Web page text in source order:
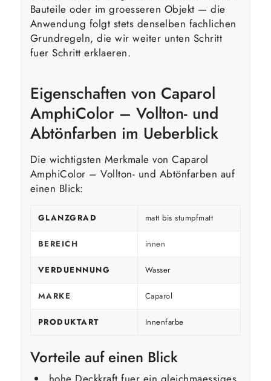
Bauteile oder im groesseren Objekt — die
Anwendung folgt stets denselben fachlichen
Grundregeln, die wir weiter unten Schritt
fuer Schritt erklaeren.
Eigenschaften von Caparol
AmphiColor – Vollton- und
Abtönfarben im Ueberblick
Die wichtigsten Merkmale von Caparol
AmphiColor – Vollton- und Abtönfarben auf
einen Blick:
GLANZGRAD matt bis stumpfmatt
BEREICH innen
VERDUENNUNG Wasser
MARKE Caparol
PRODUKTART Innenfarbe
Vorteile auf einen Blick